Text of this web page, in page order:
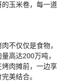
玉米卷，每一道
不仅仅是食物，
高达200万吨，
肉摊前，一边享
美结合。